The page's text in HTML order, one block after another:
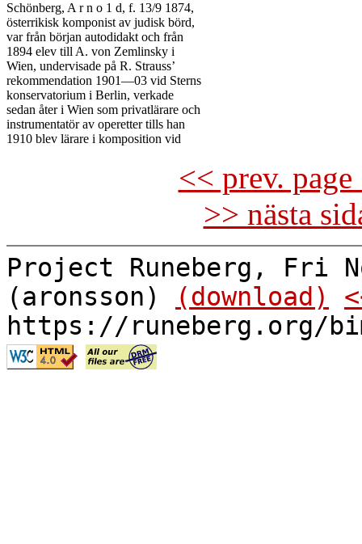
Schönberg, A r n o 1 d, f. 13/9 1874,
österrikisk komponist av judisk börd,
var från början autodidakt och från
1894 elev till A. von Zemlinsky i
Wien, undervisade på R. Strauss’
rekommendation 1901—03 vid Sterns
konservatorium i Berlin, verkade
sedan åter i Wien som privatlärare och
instrumentatör av operetter tills han
<< prev.
>> nästa
Project Runeberg, Fri
(aronsson)
(download)
https://runeberg.org/